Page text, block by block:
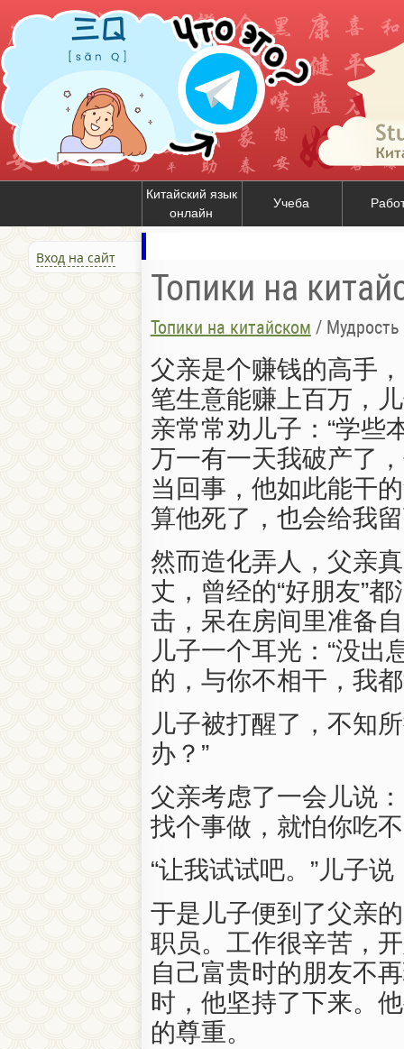
Китайский язык
онлайн
Учеба
Вход на сайт
Топики на
Топики на китайском /
父亲是个赚钱的高手
笔生意能赚上百万，
亲常常劝儿子：“学些
万一有一天我破产了
当回事，他如此能干
算他死了，也会给我
然而造化弄人，父亲
丈，曾经的“好朋友”
击，呆在房间里准备
儿子一个耳光：“没出
的，与你不相干，我
儿子被打醒了，不知
办？”
父亲考虑了一会儿说
找个事做，就怕你吃
“让我试试吧。”儿子
于是儿子便到了父亲
职员。工作很辛苦，
自己富贵时的朋友不
时，他坚持了下来。
的尊重。